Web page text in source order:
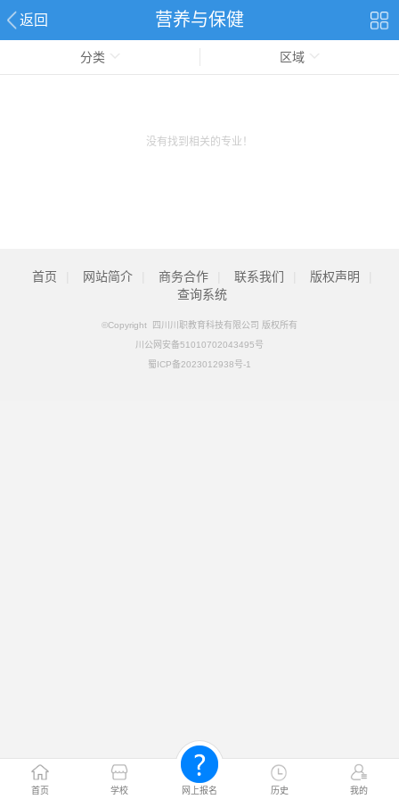
返回 营养与保健
首页 学校 网上报名 历史 我的
分类 区域
没有找到相关的专业！
首页 网站简介 商务合作 联系我们 版权声明
查询系统
©Copyright 四川川职教育科技有限公司 版权所有
川公网安备51010702043495号
蜀ICP备2023012938号-1